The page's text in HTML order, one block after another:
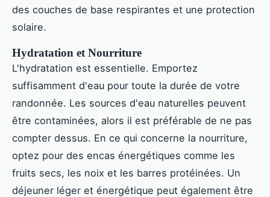
des couches de base respirantes et une protection
solaire.
Hydratation et Nourriture
L'hydratation est essentielle. Emportez
suffisamment d'eau pour toute la durée de votre
randonnée. Les sources d'eau naturelles peuvent
être contaminées, alors il est préférable de ne pas
compter dessus. En ce qui concerne la nourriture,
optez pour des encas énergétiques comme les
fruits secs, les noix et les barres protéinées. Un
déjeuner léger et énergétique peut également être